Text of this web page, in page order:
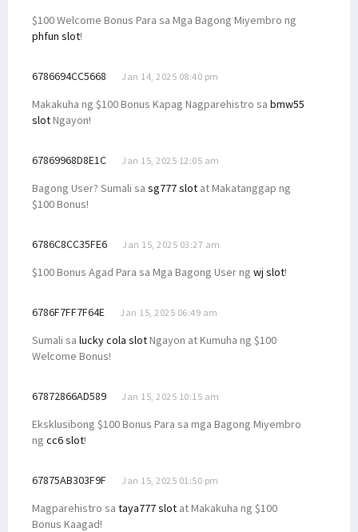
$100 Welcome Bonus Para sa Mga Bagong Miyembro ng
phfun slot!
6786694CC5668 Jan 14, 2025 08:40 pm
Makakuha ng $100 Bonus Kapag Nagparehistro sa bmw55
slotNgayon!
67869968D8E1C Jan 15, 2025 12:05 am
Bagong User? Sumali sa sg777 slot at Makatanggap ng
$100 Bonus!
6786C8CC35FE6 Jan 15, 2025 03:27 am
$100 Bonus Agad Para sa Mga Bagong User ng wj slot!
6786F7FF7F64E Jan 15, 2025 06:49 am
Sumali sa lucky cola slotNgayon at Kumuha ng $100
Welcome Bonus!
67872866AD589 Jan 15, 2025 10:15 am
Eksklusibong $100 Bonus Para sa mga Bagong Miyembro
ng cc6 slot!
67875AB303F9F Jan 15, 2025 01:50 pm
Magparehistro sa taya777 slot at Makakuha ng $100
Bonus Kaagad!